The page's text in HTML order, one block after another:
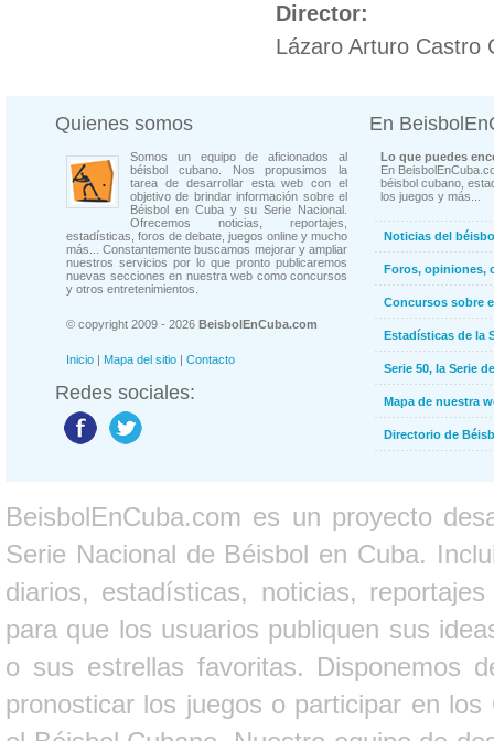
Director:
Lázaro Arturo Castro
Quienes somos
Somos un equipo de aficionados al
béisbol cubano. Nos propusimos la
tarea de desarrollar esta web con el
objetivo de brindar información sobre el
Béisbol en Cuba y su Serie Nacional.
Ofrecemos noticias, reportajes,
estadísticas, foros de debate, juegos online y mucho
más... Constantemente buscamos mejorar y ampliar
nuestros servicios por lo que pronto publicaremos
nuevas secciones en nuestra web como concursos
y otros entretenimientos.
© copyright 2009 - 2026 BeisbolEnCuba.com
Inicio | Mapa del sitio | Contacto
Redes sociales:
En
Lo que puedes
En
béisbol cubano,
los juegos y más...
Noticias del
Foros, opiniones,
Concursos sobre
Estadísticas de la
Serie 50, la Serie
Mapa de nuestra
Directorio de
BeisbolEnCuba.com es un proyecto
Serie Nacional de Béisbol en Cuba.
diarios, estadísticas, noticias,
para que los usuarios publiquen sus
o sus estrellas favoritas. Disponemos
pronosticar los juegos o participar en